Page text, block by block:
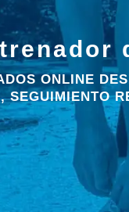
ONLINE
SEGUIMIENTO